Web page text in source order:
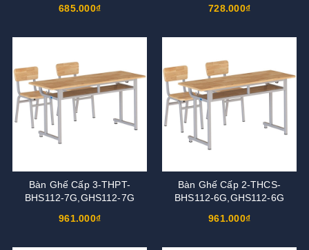
685.000₫
728.000₫
Bàn Ghế Cấp 3-THPT-
BHS112-7G,GHS112-7G
961.000₫
Bàn Ghế Cấp 2-THCS-
BHS112-6G,GHS112-6G
961.000₫